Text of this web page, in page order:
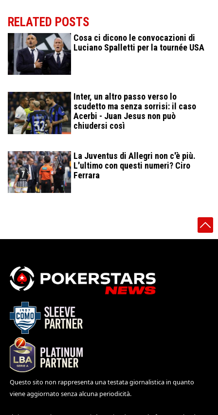
RELATED POSTS
Cosa ci dicono le convocazioni di
Luciano Spalletti per la tournée USA
Inter, un altro passo verso lo
scudetto ma senza sorrisi: il caso
Acerbi - Juan Jesus non può
chiudersi così
La Juventus di Allegri non c'è più.
L'ultimo con questi numeri? Ciro
Ferrara
Questo sito non rappresenta una testata giornalistica in quanto
viene aggiornato senza alcuna periodicità.